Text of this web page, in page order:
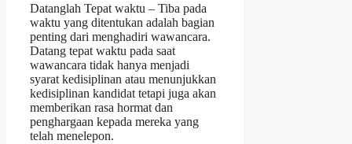
Datanglah Tepat waktu – Tiba pada
waktu yang ditentukan adalah bagian
penting dari menghadiri wawancara.
Datang tepat waktu pada saat
wawancara tidak hanya menjadi
syarat kedisiplinan atau menunjukkan
kedisiplinan kandidat tetapi juga akan
memberikan rasa hormat dan
penghargaan kepada mereka yang
telah menelepon.